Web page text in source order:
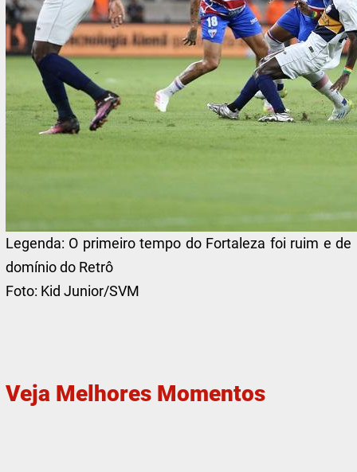
Legenda: O primeiro tempo do Fortaleza foi ruim e de
domínio do Retrô
Foto: Kid Junior/SVM
Veja Melhores Momentos